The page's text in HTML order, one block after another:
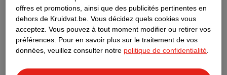
020
5ml
Pour Les Sourcils Thick
It. Stick It! Brunette
offres et promotions, ainsi que des publicités pertinentes en
dehors de Kruidvat.be. Vous décidez quels cookies vous
acceptez. Vous pouvez à tout moment modifier ou retirer vos
préférences. Pour en savoir plus sur le traitement de vos
données, veuillez consulter notre politique de confidentialité